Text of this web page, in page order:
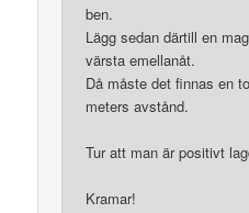
ben.
Lägg sedan därtill en
värsta emellanåt.
Då måste det finnas en
meters avstånd.
Tur att man är positivt
Kramar!